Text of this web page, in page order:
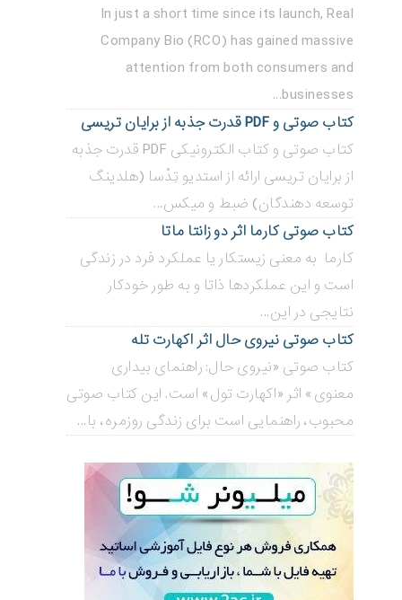
In just a short time since its launch, Real
Company Bio (RCO) has gained massive
attention from both consumers and
businesses...
کتاب صوتی و PDF قدرت جذبه از برایان تریسی
کتاب صوتی و کتاب الکترونیکی PDF قدرت جذبه
از برایان تریسی ارائه از استدیو تِدْسا (هلدینگ
توسعه دهندگان) ضبط و میکس...
کتاب صوتی کارما اثر دو زانتا ماتا
کارما به معنی زیستکار یا عملکرد فرد در زندگی
است و این عملکردها ذاتا و به طور خودکار
نتایجی در این...
کتاب صوتی نیروی حال اثر اکهارت تله
کتاب صوتی «نیروی حال: راهنمای بیداری
معنوی» اثر «اکهارت تول» است. این کتاب صوتی
محبوب، راهنمایی است برای زندگی روزمره، با...